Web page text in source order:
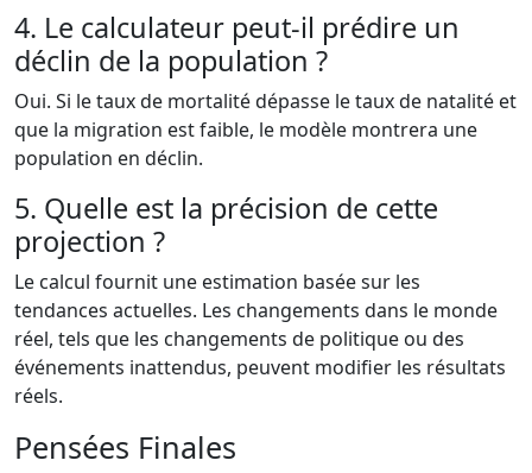
4. Le calculateur peut-il prédire un
déclin de la population ?
Oui. Si le taux de mortalité dépasse le taux de natalité et
que la migration est faible, le modèle montrera une
population en déclin.
5. Quelle est la précision de cette
projection ?
Le calcul fournit une estimation basée sur les
tendances actuelles. Les changements dans le monde
réel, tels que les changements de politique ou des
événements inattendus, peuvent modifier les résultats
réels.
Pensées Finales